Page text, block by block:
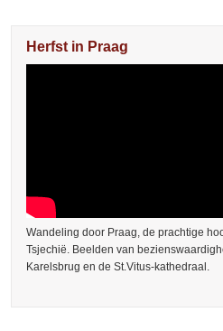
Herfst in Praag
Wandeling door Praag, de prachtige
Tsjechië. Beelden van
Karelsbrug en de St.Vitus-kathedraal.